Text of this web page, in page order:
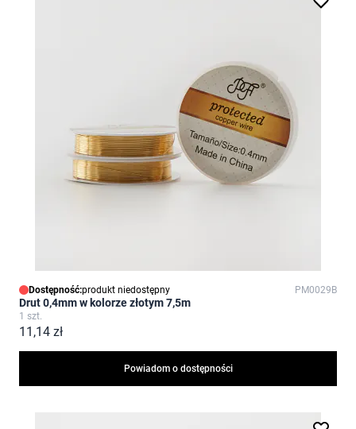
Dostępność:produkt niedostępny PM0029B
Drut 0,4mm w kolorze złotym 7,5m
1 szt.
11,14 zł
Powiadom o dostępności